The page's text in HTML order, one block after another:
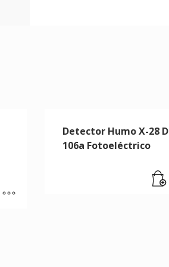
Detector Humo X-28
106a Fotoeléctrico